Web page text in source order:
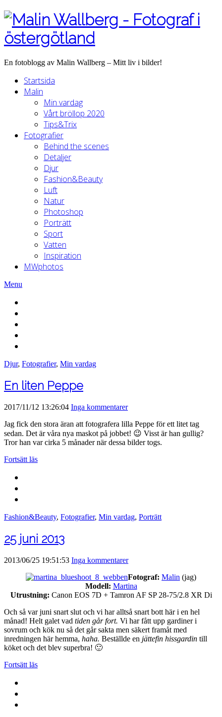
En fotoblogg av Malin Wallberg – Mitt liv i bilder!
Startsida
Malin
Min vardag
Vårt bröllop 2020
Tips&Trix
Fotografier
Behind the scenes
Detaljer
Djur
Fashion&Beauty
Luft
Natur
Photoshop
Porträtt
Sport
Vatten
Inspiration
MWphotos
Menu
Djur, Fotografier, Min vardag
En liten Peppe
2017/11/12 13:26:04 Inga kommentarer
Jag fick den stora äran att fotografera lilla Peppe för ett litet tag
sedan. Det är våra nya maskot på jobbet! 😉 Visst är han gullig?
Tror han var cirka 5 månader när dessa bilder togs.
Fortsätt läs
Fashion&Beauty, Fotografier, Min vardag, Porträtt
25 juni 2013
2013/06/25 19:51:53 Inga kommentarer
Fotograf: Malin (jag)
Modell: Martina
Utrustning: Canon EOS 7D + Tamron AF SP 28-75/2.8 XR Di
Och så var juni snart slut och vi har alltså snart bott här i en hel
månad! Helt galet vad tiden går fort. Vi har fått upp gardiner i
sovrum och kök nu så det går sakta men säkert framåt med
inredningen här hemma, haha. Beställde en jättefin hissgardin till
köket och det blev superbra! 🙂
Fortsätt läs